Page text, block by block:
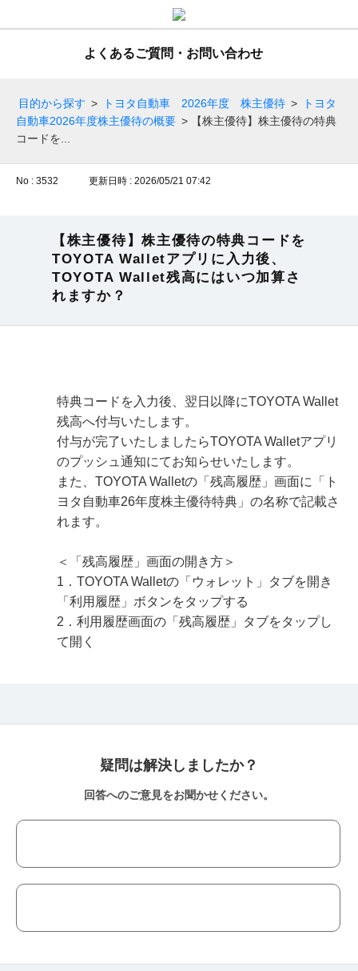
よくあるご質問・お問い合わせ
目的から探す > トヨタ自動車 2026年度 株主優待 >
トヨタ
自動車2026年度株主優待の概要 >
【株主優待】株主優待の特典
コードを...
No : 3532 更新日時 : 2026/05/21 07:42
【株主優待】株主優待の特典コードを
TOYOTA Walletアプリに入力後、
TOYOTA Wallet残高にはいつ加算さ
れますか？
特典コードを入力後、翌日以降にTOYOTA Wallet
残高へ付与いたします。
付与が完了いたしましたらTOYOTA Walletアプリ
のプッシュ通知にてお知らせいたします。
また、TOYOTA Walletの「残高履歴」画面に「ト
ヨタ自動車26年度株主優待特典」の名称で記載さ
れます。
＜「残高履歴」画面の開き方＞
1．TOYOTA Walletの「ウォレット」タブを開き
「利用履歴」ボタンをタップする
2．利用履歴画面の「残高履歴」タブをタップし
て開く
疑問は解決しましたか？
回答へのご意見をお聞かせください。